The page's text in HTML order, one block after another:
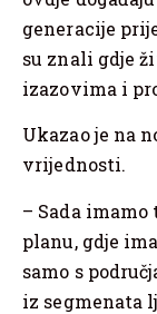
generacije
su znali gdje
izazovima i
Ukazao je na
vrijednosti.
– Sada
planu, gdje
samo s
iz segmenata